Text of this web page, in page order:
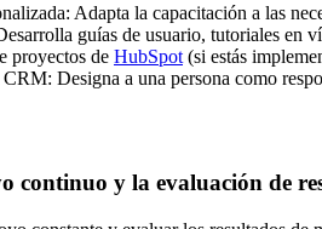
Adapta la capacitación a las
guías de usuario, tutoriales en
proyectos de HubSpot (si estás
Designa a una persona como
continuo y la evaluación de